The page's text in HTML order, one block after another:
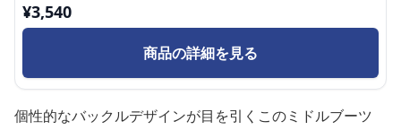
¥3,540
商品の詳細を見る
個性的なバックルデザインが目を引くこのミドルブーツ